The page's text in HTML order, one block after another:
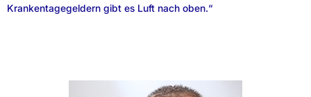
Krankentagegeldern gibt es Luft nach oben.“